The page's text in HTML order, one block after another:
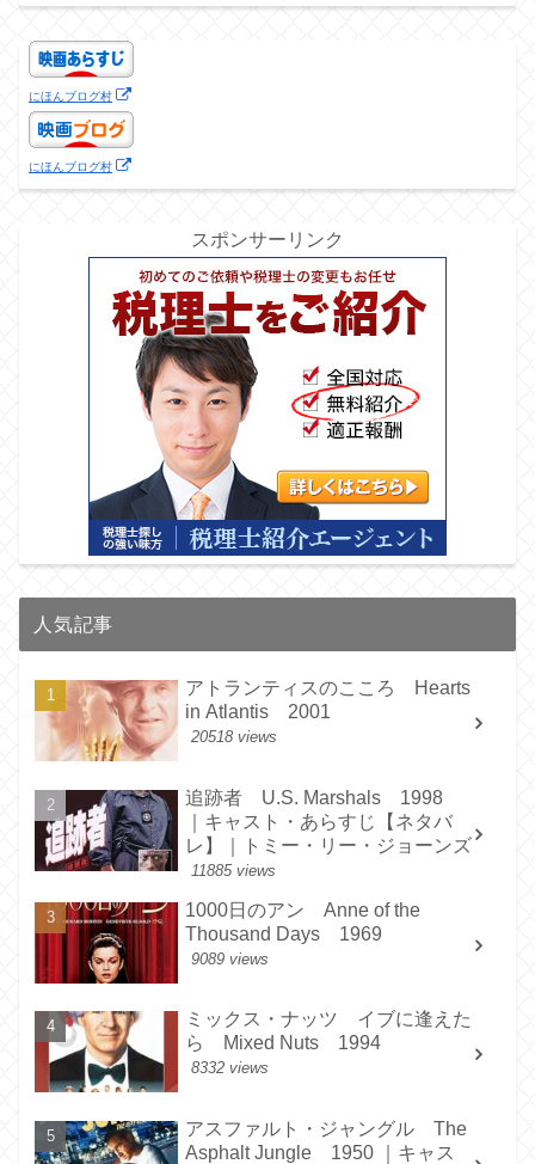
にほんブログ村
にほんブログ村
スポンサーリンク
人気記事
アトランティスのこころ Hearts
in Atlantis 2001
20518 views
追跡者 U.S. Marshals 1998
｜キャスト・あらすじ【ネタバ
レ】｜トミー・リー・ジョーンズ
11885 views
1000日のアン Anne of the
Thousand Days 1969
9089 views
ミックス・ナッツ イブに逢えた
ら Mixed Nuts 1994
8332 views
アスファルト・ジャングル The
Asphalt Jungle 1950 ｜キャス